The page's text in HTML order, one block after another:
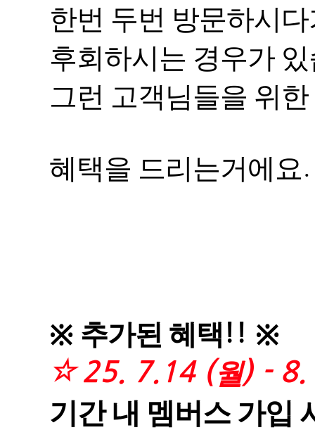
한번 두번 방문하시
후회하시는 경우가
그런 고객님들을 위
혜택을 드리는거에요.
※ 추가된 혜택 !! ※
☆25. 7.14 (월) - 8.
기간 내 멤버스 가입